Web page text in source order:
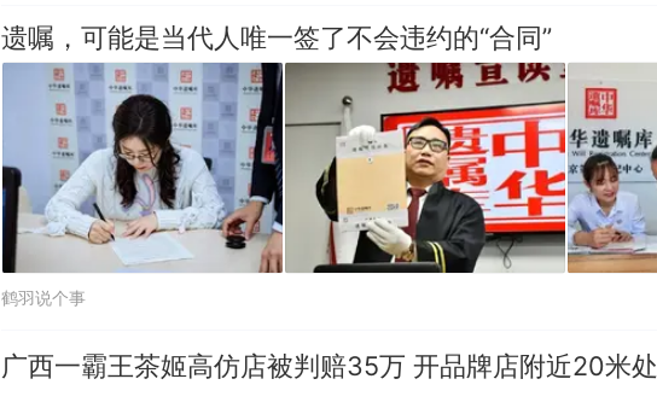
遗嘱，可能是当代人唯一签了不会违约的“合同”
鹤羽说个事
广西一霸王茶姬高仿店被判赔35万 开品牌店附近20米处